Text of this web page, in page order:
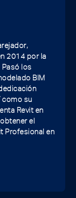
2014 por la
Pasó los
BIM
como su
Revit en
el
Profesional en